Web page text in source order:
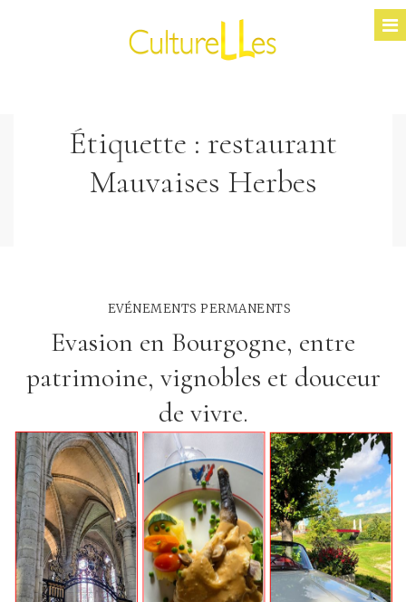
Étiquette : restaurant
Mauvaises Herbes
EVÉNEMENTS PERMANENTS
Evasion en Bourgogne, entre
patrimoine, vignobles et douceur
de vivre.